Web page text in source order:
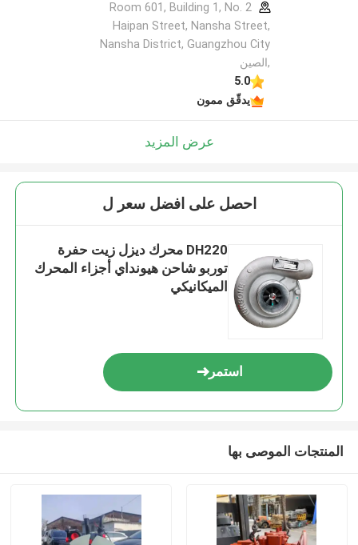
Room 601, Building 1, No. 2
Haipan Street, Nansha Street,
Nansha District, Guangzhou City
,الصين
5.0
يدقّق ممون
عرض المزيد
احصل على افضل سعر ل
DH220 محرك ديزل زيت حفرة
توربو شاحن هيونداي أجزاء المحرك
الميكانيكي
استمر
المنتجات الموصى بها